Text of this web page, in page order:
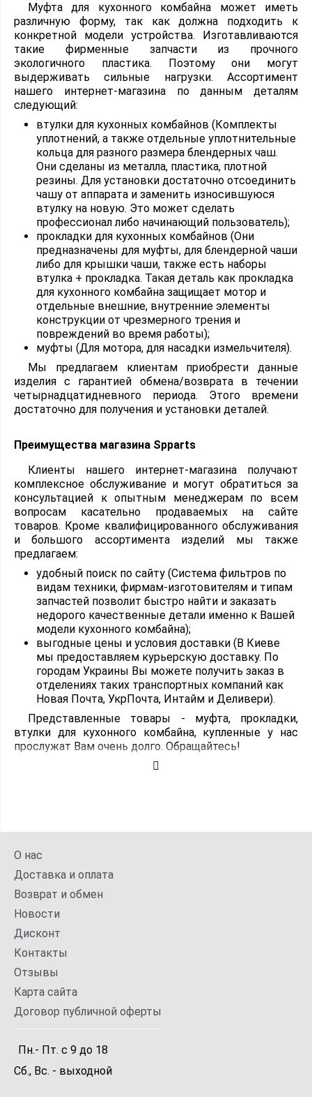
Муфта для кухонного комбайна может иметь
различную форму, так как должна подходить к
конкретной модели устройства. Изготавливаются
такие фирменные запчасти из прочного
экологичного пластика. Поэтому они могут
выдерживать сильные нагрузки. Ассортимент
нашего интернет-магазина по данным деталям
следующий:
втулки для кухонных комбайнов (Комплекты
уплотнений, а также отдельные уплотнительные
кольца для разного размера блендерных чаш.
Они сделаны из металла, пластика, плотной
резины. Для установки достаточно отсоединить
чашу от аппарата и заменить износившуюся
втулку на новую. Это может сделать
профессионал либо начинающий пользователь);
прокладки для кухонных комбайнов (Они
предназначены для муфты, для блендерной чаши
либо для крышки чаши, также есть наборы
втулка + прокладка. Такая деталь как прокладка
для кухонного комбайна защищает мотор и
отдельные внешние, внутренние элементы
конструкции от чрезмерного трения и
повреждений во время работы);
муфты (Для мотора, для насадки измельчителя).
Мы предлагаем клиентам приобрести данные
изделия с гарантией обмена/возврата в течении
четырнадцатидневного периода. Этого времени
достаточно для получения и установки деталей.
Преимущества магазина Spparts
Клиенты нашего интернет-магазина получают
комплексное обслуживание и могут обратиться за
консультацией к опытным менеджерам по всем
вопросам касательно продаваемых на сайте
товаров. Кроме квалифицированного обслуживания
и большого ассортимента изделий мы также
предлагаем:
удобный поиск по сайту (Система фильтров по
видам техники, фирмам-изготовителям и типам
запчастей позволит быстро найти и заказать
недорого качественные детали именно к Вашей
модели кухонного комбайна);
выгодные цены и условия доставки (В Киеве
мы предоставляем курьерскую доставку. По
городам Украины Вы можете получить заказ в
отделениях таких транспортных компаний как
Новая Почта, УкрПочта, Интайм и Деливери).
Представленные товары - муфта, прокладки,
втулки для кухонного комбайна, купленные у нас
прослужат Вам очень долго. Обращайтесь!
О нас
Доставка и оплата
Возврат и обмен
Новости
Дисконт
Контакты
Отзывы
Карта сайта
Договор публичной оферты
Пн.- Пт. с 9 до 18
Сб., Вс. - выходной